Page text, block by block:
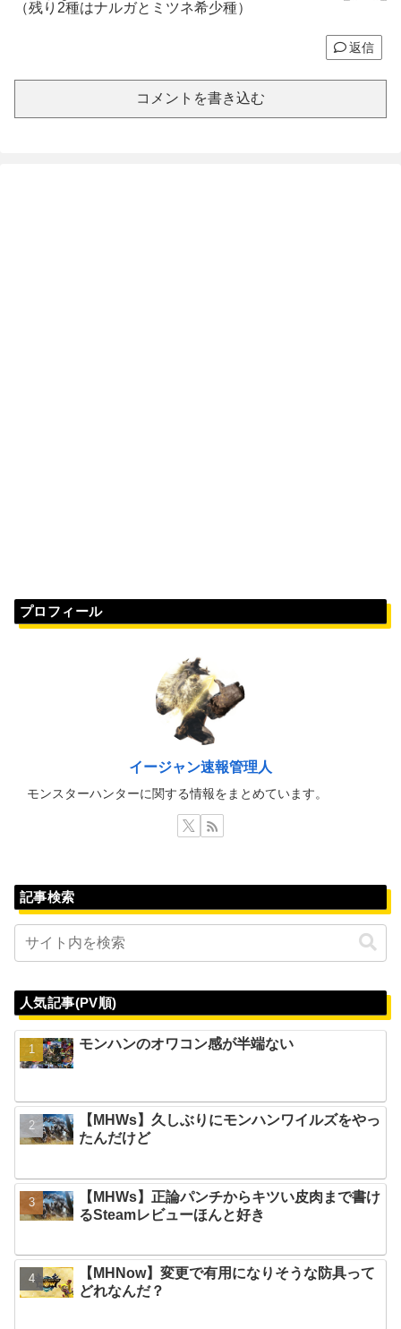
（残り2種はナルガとミツネ希少種）
返信
コメントを書き込む
プロフィール
イージャン速報管理人
モンスターハンターに関する情報をまとめています。
記事検索
人気記事(PV順)
モンハンのオワコン感が半端ない
【MHWs】久しぶりにモンハンワイルズをやっ
たんだけど
【MHWs】正論パンチからキツい皮肉まで書け
るSteamレビューほんと好き
【MHNow】変更で有用になりそうな防具って
どれなんだ？